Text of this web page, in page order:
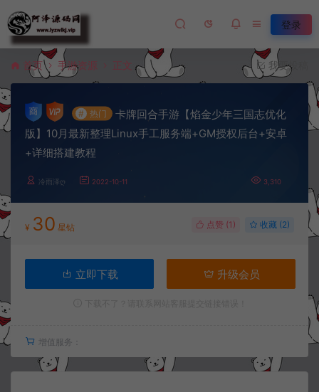
登录
首页 手游资源 正文 我要投稿
# 热门
卡牌回合手游【焰金少年三国志优化
版】10月最新整理Linux手工服务端+GM授权后台+安卓
+详细搭建教程
冷雨泽ღ 2022-10-11 3,310
¥ 30 星钻 点赞 (1 ) 收藏 (2)
立即下载 升级会员
增值服务：